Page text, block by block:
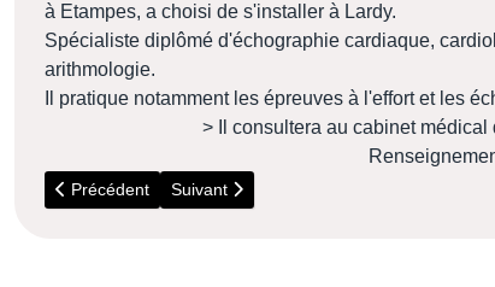
à Etampes, a choisi de s'installer à Lardy.
Spécialiste diplômé d'échographie cardiaque,
arithmologie.
Il pratique notamment les épreuves à l'effort et les
> Il consultera au cabinet
Article précédent : 5 Juillet - Visite du parc Boussard
Précédent Article suivant : ATTENTION - Cambriolages
Suivant